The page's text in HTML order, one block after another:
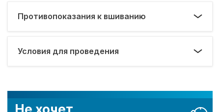
Противопоказания к вшиванию
Условия для проведения